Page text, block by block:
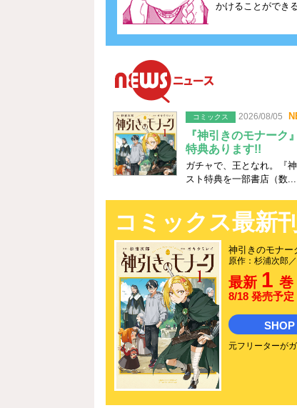
かけることができる
Newsニュースコミックス 2026/08/05
『神引きのモナー
特典あります!!
ガチャで、王となれ。『
スト特典を一部書店（数...
コミックス最新刊
神引きのモナー
原作：杉浦次郎
最新 1 巻
8/18 発売予定
SHOP
元フリーターが